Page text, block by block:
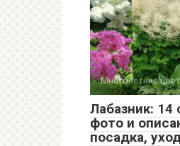
Многолетние
Лабазник: 14
фото и
посадка,